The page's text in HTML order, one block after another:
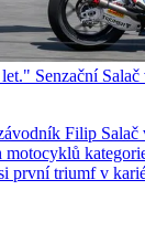
Senzační
Filip Salač
motocyklů
první triumf v